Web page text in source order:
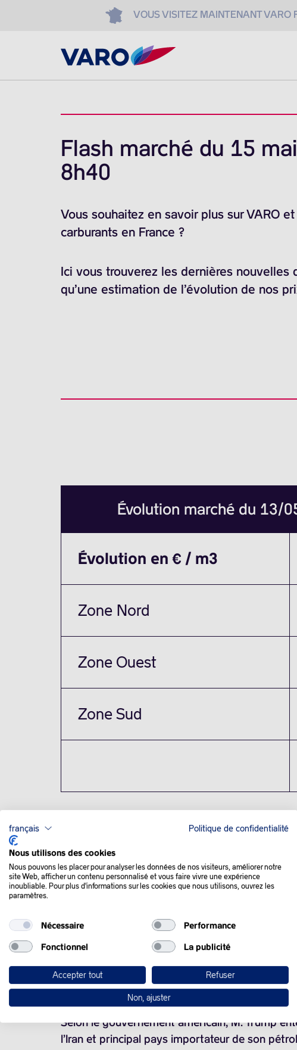
VOUS VISITEZ MAINTENANT VARO
Flash marché du 15
8h40
Vous souhaitez en savoir plus sur VARO
carburants en France ?
Ici vous trouverez les dernières nouvelles
qu’une estimation de l’évolution de nos
Évolution marché du 13/
Évolution en € / m3
Zone Nord
Zone Ouest
Zone Sud
QUE SE PASSE-T-IL
Les cours du pétrole ont évolué sans grands
Jinping en Chine, notamment sur la situation
L’attention des marchés est rivée à la visite
Concernant l’Iran, le président américain a
d’Ormuz, dont le blocage entraîne
Selon le gouvernement américain, M. Trump
l’Iran et principal pays importateur de son
français Politique de confidentialité
Nous utilisons des cookies
Nous pouvons les placer pour analyser les données de nos visiteurs, améliorer notre
site Web, afficher un contenu personnalisé et vous faire vivre une expérience
inoubliable. Pour plus d'informations sur les cookies que nous utilisons, ouvrez les
paramètres.
Nécessaire Performance
Fonctionnel La publicité
Accepter tout Refuser
Non, ajuster